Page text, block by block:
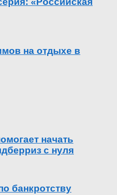
на отдыхе в
начать
с нуля
банкротству